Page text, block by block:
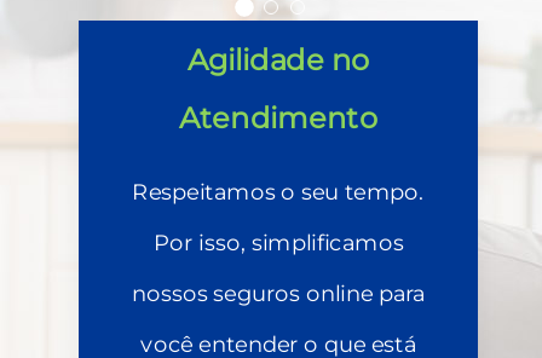
Agilidade no
Atendimento
Respeitamos o seu tempo.
Por isso, simplificamos
nossos seguros online para
você entender o que está